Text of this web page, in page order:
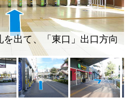
を出て、「東口」出口方向